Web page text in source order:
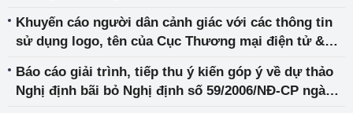
Khuyến cáo người dân cảnh giác với các thông tin
sử dụng logo, tên của Cục Thương mại điện tử &
lừa đảo
Báo cáo giải trình, tiếp thu ý kiến góp ý về dự thảo
Nghị định bãi bỏ Nghị định số 59/2006/NĐ-CP ngày